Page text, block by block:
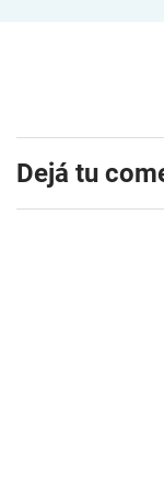
Dejá tu